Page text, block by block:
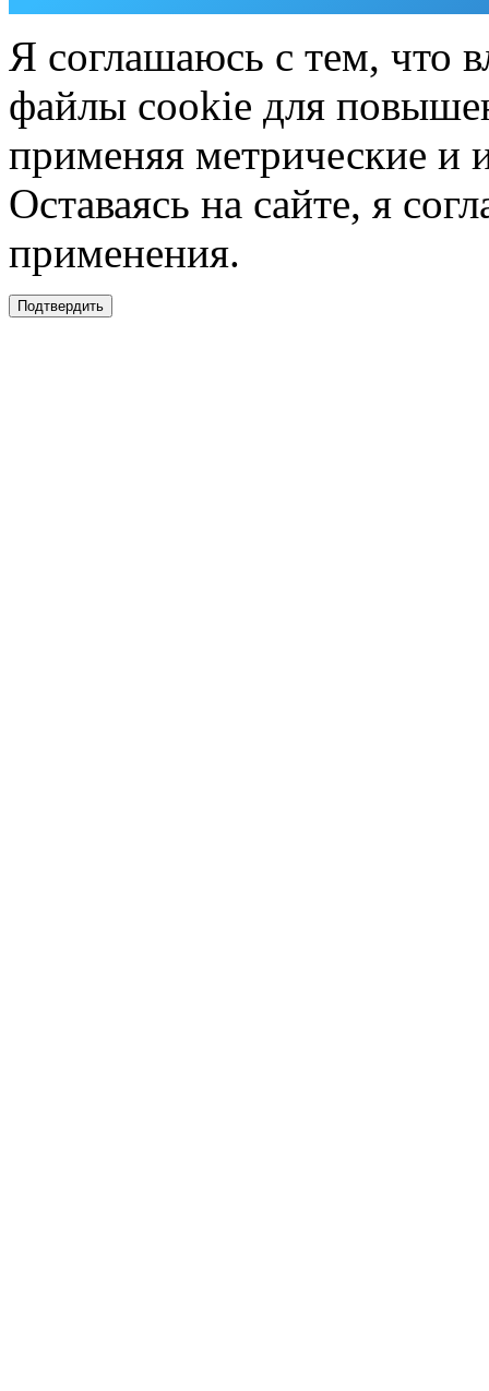
Я соглашаюсь с тем, что
файлы cookie для
применяя метрические и
Оставаясь на сайте, я
применения.
Подтвердить